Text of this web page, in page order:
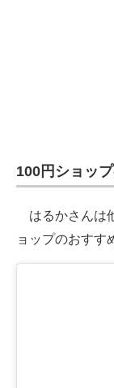
100円ショッ
はるかさんは
ョップのおすす